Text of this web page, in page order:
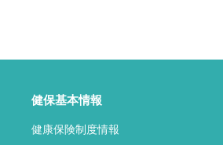
健保基本情報
健康保険制度情報